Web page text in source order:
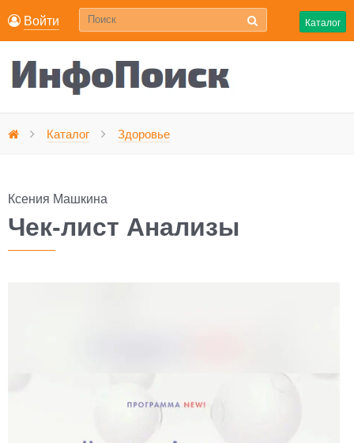
Войти Каталог
Каталог Здоровье
Ксения Машкина
Чек-лист Анализы